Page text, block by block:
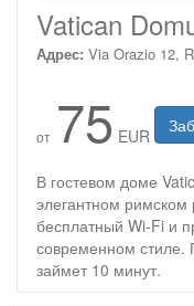
Vatican
Адрес: Via Orazio 12,
от 75 EUR
В гостевом доме
элегантном римском
бесплатный Wi-Fi и
современном стиле.
займет 10 минут.